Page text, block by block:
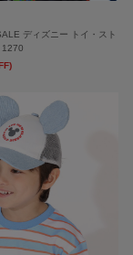
ディズニー トイ・スト
1270